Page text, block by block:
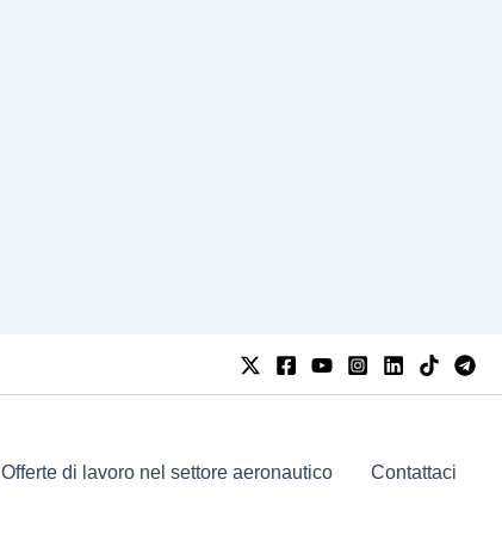
Offerte di lavoro nel settore aeronautico Contattaci